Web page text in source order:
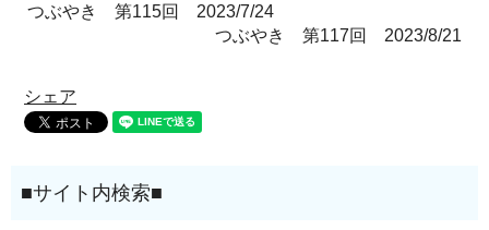
つぶやき 第115回 2023/7/24
つぶやき 第117回 2023/8/21
シェア